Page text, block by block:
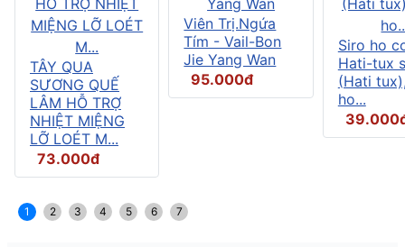
TÂY QUA
SƯƠNG QUẾ
LÂM HỖ TRỢ
NHIỆT MIỆNG
LỠ LOÉT M...
73.000đ
Viên Trị.Ngứa
Tím - Vail-Bon
Jie Yang Wan
95.000đ
Siro ho
Hati-tux
(Hati
ho...
1 2 3 4 5 6 7